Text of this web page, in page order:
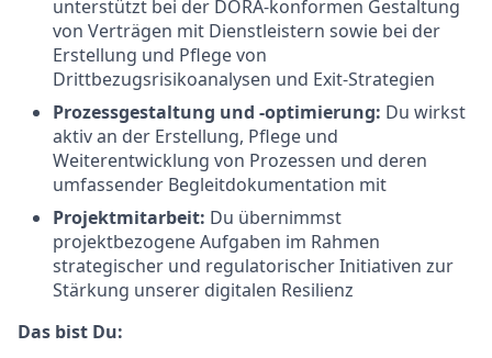
unterstützt bei der DORA-konformen Gestaltung
von Verträgen mit Dienstleistern sowie bei der
Erstellung und Pflege von
Drittbezugsrisikoanalysen und Exit-Strategien
Prozessgestaltung und -optimierung: Du wirkst
aktiv an der Erstellung, Pflege und
Weiterentwicklung von Prozessen und deren
umfassender Begleitdokumentation mit
Projektmitarbeit: Du übernimmst
projektbezogene Aufgaben im Rahmen
strategischer und regulatorischer Initiativen zur
Stärkung unserer digitalen Resilienz
Das bist Du: